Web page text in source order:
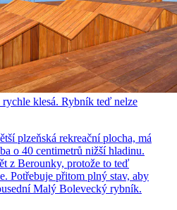
klesá. Rybník teď nelze
plzeňská rekreační plocha, má
o 40 centimetrů nižší hladinu.
z Berounky, protože to teď
Potřebuje přitom plný stav, aby
Malý Bolevecký rybník.